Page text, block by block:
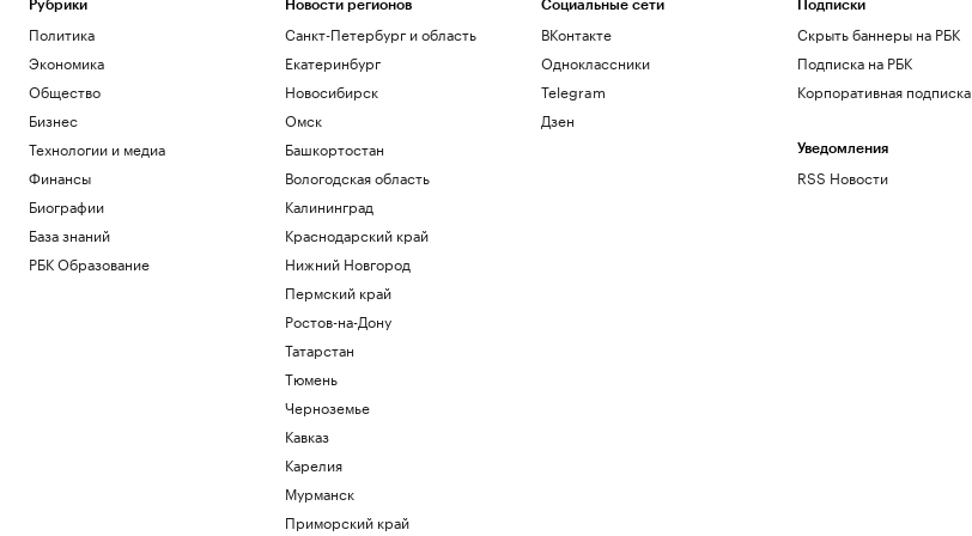
Рубрики
Политика
Экономика
Общество
Бизнес
Технологии и медиа
Финансы
Биографии
База знаний
РБК Образование
Новости регионов
Санкт-Петербург и область
Екатеринбург
Новосибирск
Омск
Башкортостан
Вологодская область
Калининград
Краснодарский край
Нижний Новгород
Пермский край
Ростов-на-Дону
Татарстан
Тюмень
Черноземье
Кавказ
Карелия
Мурманск
Приморский край
Социальные сети
ВКонтакте
Одноклассники
Telegram
Дзен
Подписки
Скрыть баннеры на РБК
Подписка на РБК
Корпоративная подписка
Уведомления
RSS Новости